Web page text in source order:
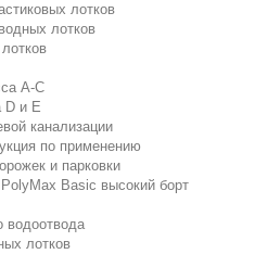
лотков
лотков
A-C
D и E
канализации
по применению
и парковки
Basic высокий борт
водоотвода
лотков